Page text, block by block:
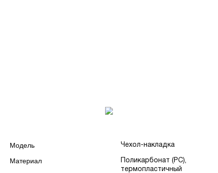
Модель Чехол-накладка
Материал
Поликарбонат (PC),
термопластичный